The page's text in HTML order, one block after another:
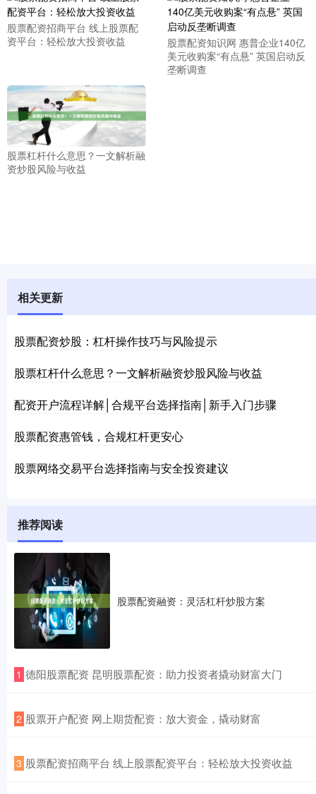
股票配资招商平台 线上股票配
资平台：轻松放大投资收益
股票配资知识网 惠普企业140亿
美元收购案“有点悬” 英国启动反
垄断调查
股票杠杆什么意思？一文解析融
资炒股风险与收益
相关更新
股票配资炒股：杠杆操作技巧与风险提示
股票杠杆什么意思？一文解析融资炒股风险与收益
配资开户流程详解│合规平台选择指南│新手入门步骤
股票配资惠管钱，合规杠杆更安心
股票网络交易平台选择指南与安全投资建议
推荐阅读
股票配资融资：灵活杠杆炒股方案
1 ​德阳股票配资 昆明股票配资：助力投资者撬动财富大门
2 ​股票开户配资 网上期货配资：放大资金，撬动财富
3 ​股票配资招商平台 线上股票配资平台：轻松放大投资收益